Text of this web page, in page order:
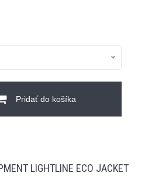
Pridať do košíka
LIGHTLINE ECO JACKET